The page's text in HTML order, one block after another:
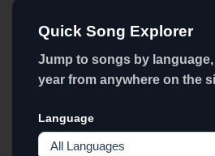
Quick Song Explorer
Jump to songs by
year from anywhere on the
Language